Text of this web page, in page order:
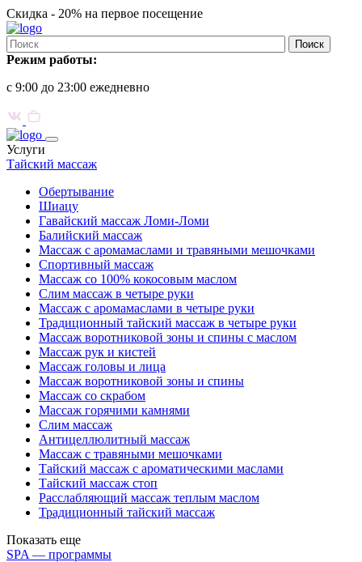
Скидка - 20% на первое посещение
Режим работы:
с 9:00 до 23:00 ежедневно
Услуги
Тайский массаж
Обертывание
Шиацу
Гавайский массаж Ломи-Ломи
Балийский массаж
Массаж с аромамаслами и травяными мешочками
Спортивный массаж
Массаж со 100% кокосовым маслом
Слим массаж в четыре руки
Массаж с аромамаслами в четыре руки
Традиционный тайский массаж в четыре руки
Массаж воротниковой зоны и спины с маслом
Массаж рук и кистей
Массаж головы и лица
Массаж воротниковой зоны и спины
Массаж со скрабом
Массаж горячими камнями
Слим массаж
Антицеллюлитный массаж
Массаж с травяными мешочками
Тайский массаж с ароматическими маслами
Тайский массаж стоп
Расслабляющий массаж теплым маслом
Традиционный тайский массаж
Показать еще
SPA — программы